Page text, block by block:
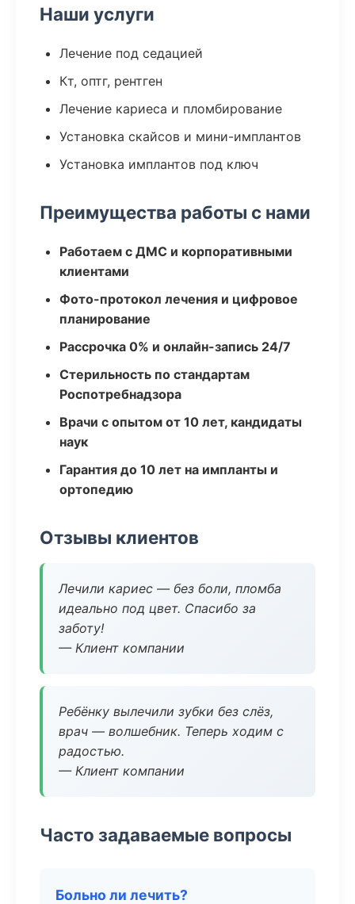
Наши услуги
Лечение под седацией
Кт, оптг, рентген
Лечение кариеса и пломбирование
Установка скайсов и мини-имплантов
Установка имплантов под ключ
Преимущества работы с нами
Работаем с ДМС и корпоративными
клиентами
Фото-протокол лечения и цифровое
планирование
Рассрочка 0% и онлайн-запись 24/7
Стерильность по стандартам
Роспотребнадзора
Врачи с опытом от 10 лет, кандидаты
наук
Гарантия до 10 лет на импланты и
ортопедию
Отзывы клиентов
Лечили кариес — без боли, пломба
идеально под цвет. Спасибо за
заботу!
— Клиент компании
Ребёнку вылечили зубки без слёз,
врач — волшебник. Теперь ходим с
радостью.
— Клиент компании
Часто задаваемые вопросы
Больно ли лечить?